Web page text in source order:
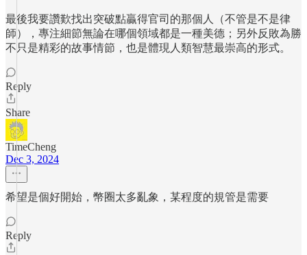
最後我要讚歎找出突破點贏得官司的那個人（不管是不是律
師），專注細節無論在哪個領域都是一種美德；另外反敗為勝
不只是精彩的故事情節，也是體現人類智慧最崇高的形式。
Reply
Share
TimeCheng
Dec 3, 2024
希望是個好開始，幣圈太多亂象，某程度的規管是需要
Reply